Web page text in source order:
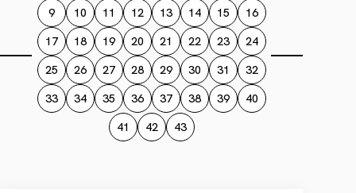
9
10 11 12 13 14 15
16
17
18 19 20 21 22 23
24
25
26 27 28 29 30 31
32
33
34 35 36 37 38 39
40
41
42 43